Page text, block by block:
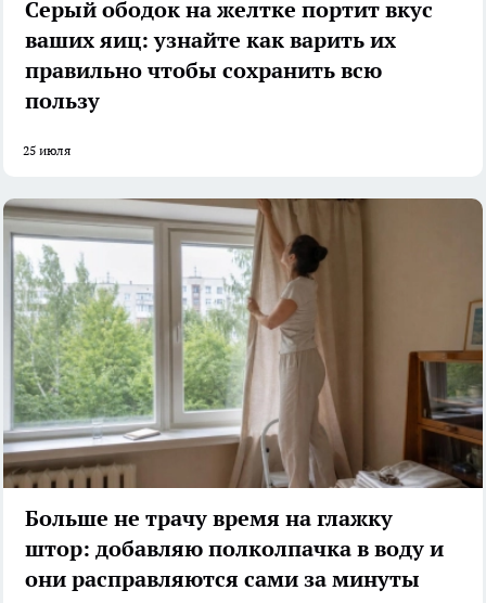
Серый ободок на желтке портит вкус
ваших яиц: узнайте как варить их
правильно чтобы сохранить всю
пользу
25 июля
Больше не трачу время на глажку
штор: добавляю полколпачка в воду и
они расправляются сами за минуты